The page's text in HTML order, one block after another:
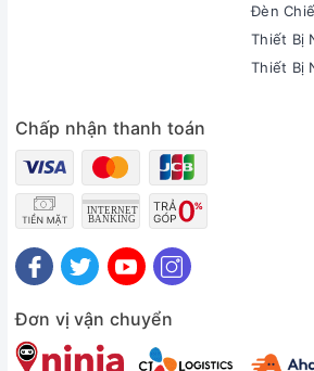
Đèn
Thiết Bị
Thiết Bị
Chấp nhận thanh toán
Đơn vị vận chuyển